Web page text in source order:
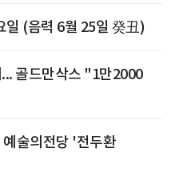
일 (음력 6월 25일 癸丑)
골드만삭스 "1만2000
술의전당 '전두환